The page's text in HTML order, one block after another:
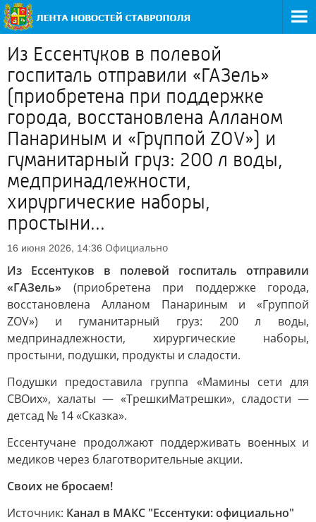
Из Ессентуков в полевой
госпиталь отправили «ГАЗель»
(приобретена при поддержке
города, восстановлена Алланом
Панариным и «Группой ZOV») и
гуманитарный груз: 200 л воды,
медпринадлежности,
хирургические наборы,
простыни...
16 июня 2026, 14:36 Официально
Из Ессентуков в полевой госпиталь отправили
«ГАЗель» (приобретена при поддержке города,
восстановлена Алланом Панариным и «Группой
ZOV») и гуманитарный груз: 200 л воды,
медпринадлежности, хирургические наборы,
простыни, подушки, продукты и сладости.
Подушки предоставила группа «Мамины сети для
СВОих», халаты — «ТрешкиМатрешки», сладости —
детсад № 14 «Сказка».
Ессентучане продолжают поддерживать военных и
медиков через благотворительные акции.
Своих не бросаем!
Источник: Канал в МАКС "Ессентуки: официально"